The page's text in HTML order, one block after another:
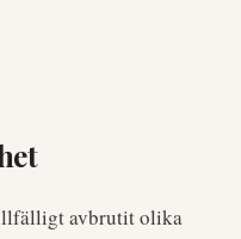
avbrutit olika